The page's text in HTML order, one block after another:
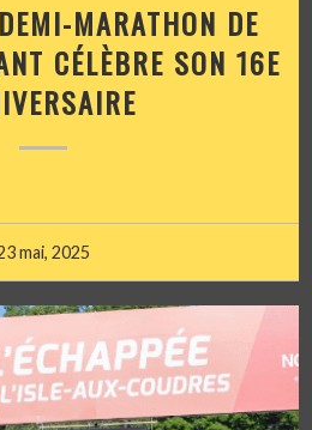
MARATHON DE
CÉLÈBRE SON 16E
mai, 2025